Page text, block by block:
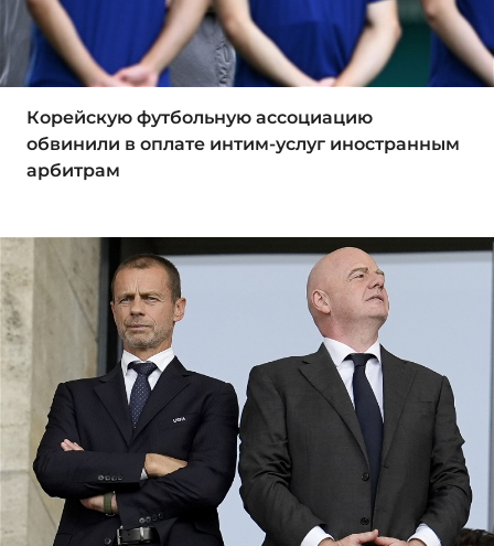
Корейскую футбольную ассоциацию
обвинили в оплате интим-услуг иностранным
арбитрам